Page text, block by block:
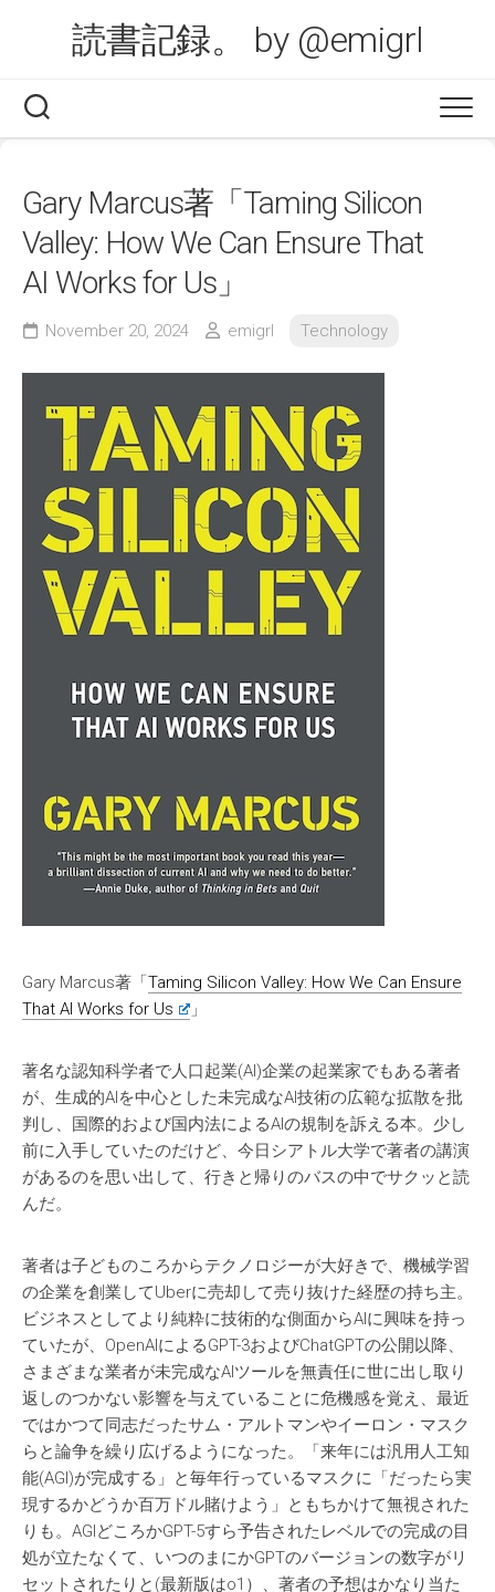
読書記録。 by @emigrl
Gary Marcus著「Taming Silicon
Valley: How We Can Ensure That
AI Works for Us」
November 20, 2024 emigrl Technology
Gary Marcus著「Taming Silicon Valley: How We Can Ensure
That AI Works for Us
」
著名な認知科学者で人口起業(AI)企業の起業家でもある著者
が、生成的AIを中心とした未完成なAI技術の広範な拡散を批
判し、国際的および国内法によるAIの規制を訴える本。少し
前に入手していたのだけど、今日シアトル大学で著者の講演
があるのを思い出して、行きと帰りのバスの中でサクッと読
んだ。
著者は子どものころからテクノロジーが大好きで、機械学習
の企業を創業してUberに売却して売り抜けた経歴の持ち主。
ビジネスとしてより純粋に技術的な側面からAIに興味を持っ
ていたが、OpenAIによるGPT-3およびChatGPTの公開以降、
さまざまな業者が未完成なAIツールを無責任に世に出し取り
返しのつかない影響を与えていることに危機感を覚え、最近
ではかつて同志だったサム・アルトマンやイーロン・マスク
らと論争を繰り広げるようになった。「来年には汎用人工知
能(AGI)が完成する」と毎年行っているマスクに「だったら実
現するかどうか百万ドル賭けよう」ともちかけて無視された
りも。AGIどころかGPT-5すら予告されたレベルでの完成の目
処が立たなくて、いつのまにかGPTのバージョンの数字がリ
セットされたりと(最新版はo1）、著者の予想はかなり当た